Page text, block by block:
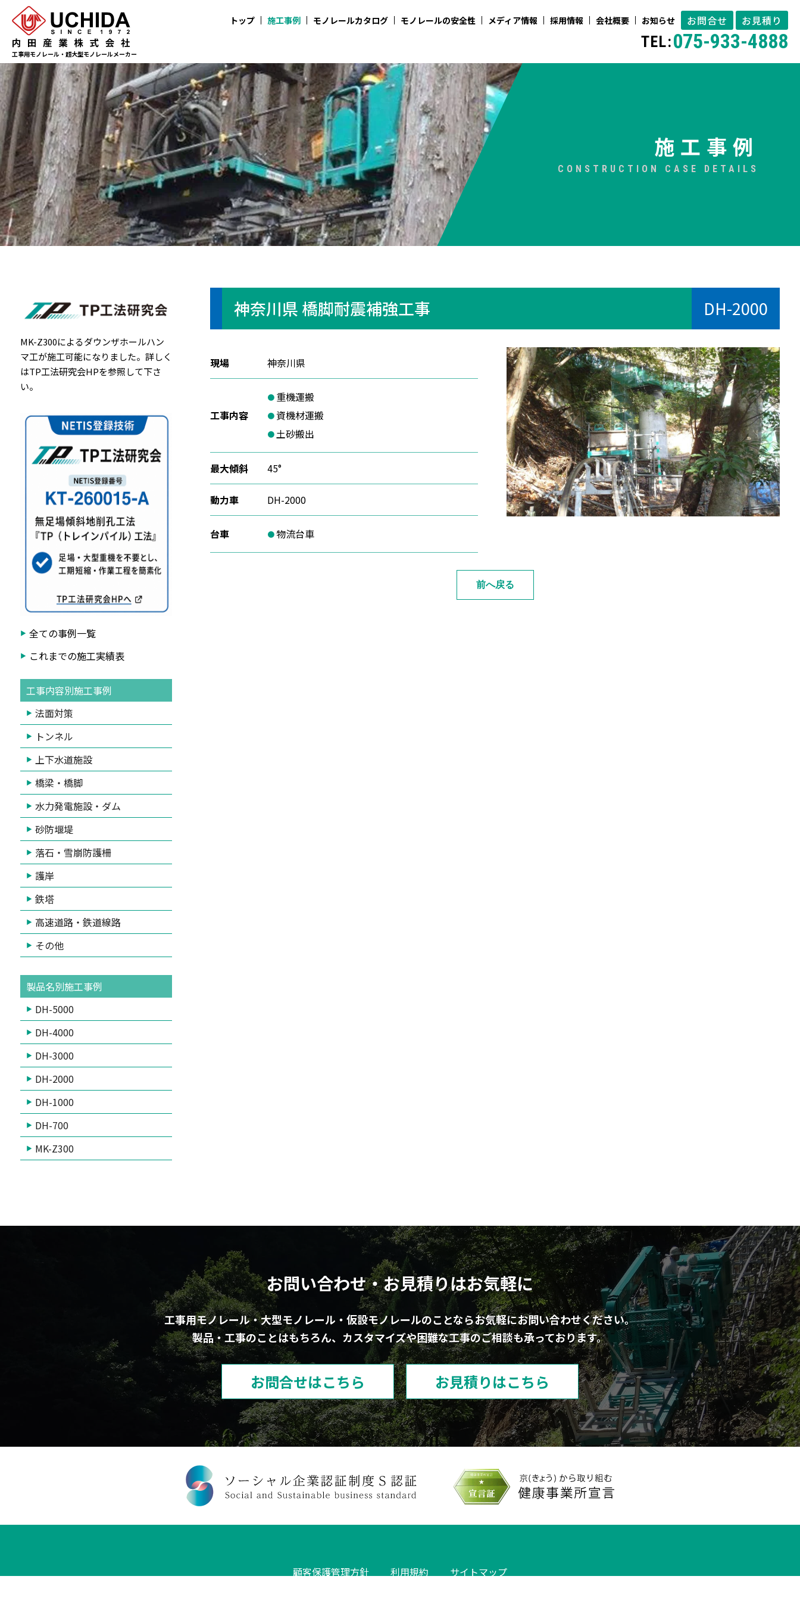
工事用モノレール・超大型モノレールメーカー
トップ 施工事例 モノレールカタログ モノレールの安全性 メディア情報 採用情報 会社概要 お知らせ お問合せ お見積り
TEL:075-933-4888
施工事例
CONSTRUCTION CASE DETAILS
MK-Z300によるダウンザホールハン
マ工が施工可能になりました。詳しく
はTP工法研究会HPを参照して下さ
い。
全ての事例一覧
これまでの施工実績表
工事内容別施工事例
法面対策
トンネル
上下水道施設
橋梁・橋脚
水力発電施設・ダム
砂防堰堤
落石・雪崩防護柵
護岸
鉄塔
高速道路・鉄道線路
その他
製品名別施工事例
DH-5000
DH-4000
DH-3000
DH-2000
DH-1000
DH-700
MK-Z300
神奈川県 橋脚耐震補強工事 DH-2000
現場 神奈川県
工事内容
重機運搬
資機材運搬
土砂搬出
最大傾斜 45°
動力車 DH-2000
台車 物流台車
前へ戻る
お問い合わせ・お見積りはお気軽に
工事用モノレール・大型モノレール・仮設モノレールのことならお気軽にお問い合わせください。
製品・工事のことはもちろん、カスタマイズや困難な工事のご相談も承っております。
お問合せはこちら お見積りはこちら
顧客保護管理方針 利用規約 サイトマップ